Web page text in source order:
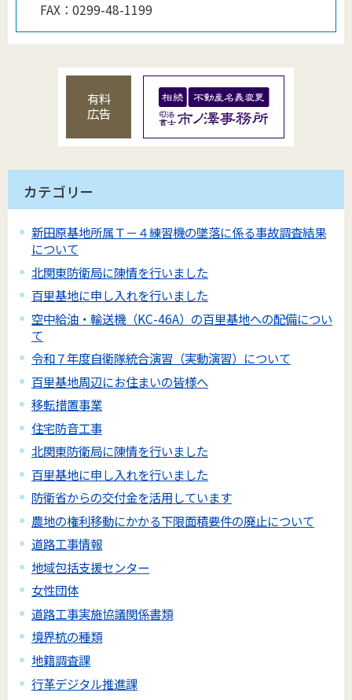
FAX： 0299-48-1199
有料
広告
カテゴリー
新田原基地所属Ｔ－４練習機の墜落に係る事故調査結果
について
北関東防衛局に陳情を行いました
百里基地に申し入れを行いました
空中給油・輸送機（KC-46A）の百里基地への配備につい
て
令和７年度自衛隊統合演習（実動演習）について
百里基地周辺にお住まいの皆様へ
移転措置事業
住宅防音工事
北関東防衛局に陳情を行いました
百里基地に申し入れを行いました
防衛省からの交付金を活用しています
農地の権利移動にかかる下限面積要件の廃止について
道路工事情報
地域包括支援センター
女性団体
道路工事実施協議関係書類
境界杭の種類
地籍調査課
行革デジタル推進課